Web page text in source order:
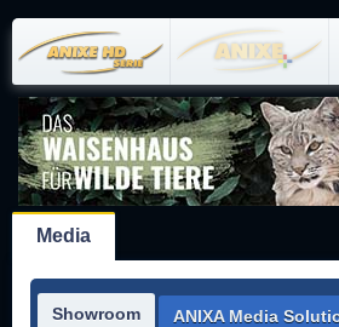
Media
Showroom ANIXA Media